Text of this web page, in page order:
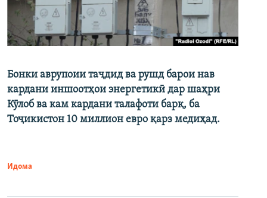
Бонки аврупоии таҷдид ва рушд барои нав
кардани иншоотҳои энергетикӣ дар шаҳри
Кӯлоб ва кам кардани талафоти барқ, ба
Тоҷикистон 10 миллион евро қарз медиҳад.
Идома